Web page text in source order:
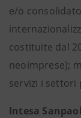
e/o
costituite dal
neoimprese);
servizi i settori
Intesa